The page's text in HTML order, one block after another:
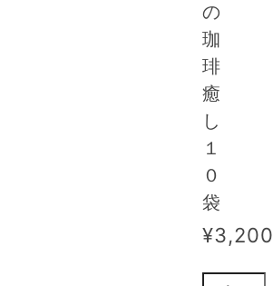
の
珈
琲
癒
し
１
０
袋
¥3,200